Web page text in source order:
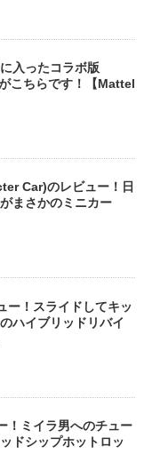
入ったコラボ版
こちらです！【Mattel
Car)のレビュー！日
まさかのミニカー
ー！スライドしてキッ
ハイブリッドリバイ
！ミイラ男へのチュー
ドシップホットロッ